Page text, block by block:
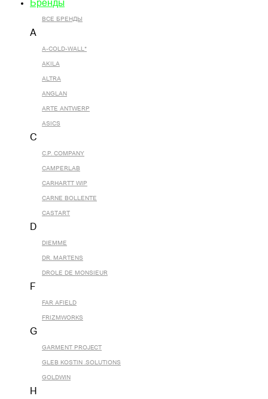
Бренды
ВСЕ БРЕНДЫ
A
A-COLD-WALL*
AKILA
ALTRA
ANGLAN
ARTE ANTWERP
ASICS
C
C.P. COMPANY
CAMPERLAB
CARHARTT WIP
CARNE BOLLENTE
CASTART
D
DIEMME
DR. MARTENS
DROLE DE MONSIEUR
F
FAR AFIELD
FRIZMWORKS
G
GARMENT PROJECT
GLEB KOSTIN .SOLUTIONS
GOLDWIN
H